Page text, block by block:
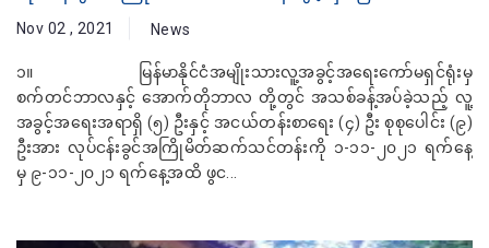
Nov 02 , 2021 News
၁။ မြန်မာနိုင်ငံအမျိုးသားလူ့အခွင့်အရေးကော်မရှင်ရုံးမှ
စက်တင်ဘာလနှင့် အောက်တိုဘာလ တို့တွင် အသစ်ခန့်အပ်ခဲ့သည့် လူ့
အခွင့်အရေးအရာရှိ (၅) ဦးနှင့် အငယ်တန်းစာရေး (၄) ဦး စုစုပေါင်း (၉)
ဦးအား လုပ်ငန်းခွင်အကြိုမိတ်ဆက်သင်တန်းကို ၁-၁၁-၂၀၂၁ ရက်နေ့
မှ ၉-၁၁-၂၀၂၁ ရက်နေ့အထိ ဖွင...